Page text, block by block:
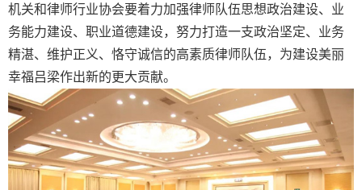
机关和律师行业协会要着力加强律师队伍思想政治建设、业
务能力建设、职业道德建设，努力打造一支政治坚定、业务
精湛、维护正义、恪守诚信的高素质律师队伍，为建设美丽
幸福吕梁作出新的更大贡献。